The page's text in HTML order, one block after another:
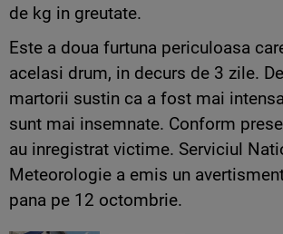
de kg in greutate.
Este a doua furtuna periculoasa
acelasi drum, in decurs de 3 zile.
martorii sustin ca a fost mai
sunt mai insemnate. Conform
au inregistrat victime. Serviciul
Meteorologie a emis un
pana pe 12 octombrie.